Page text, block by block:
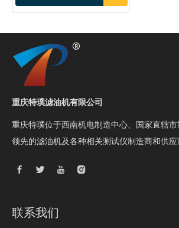
重庆特璞滤油机有限公司
重庆特璞位于西南机电制造中心、国家直辖
领先的滤油机及各种相关测试仪制造商和供应
联系我们